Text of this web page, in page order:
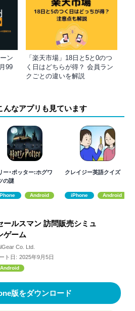
ン
99
「楽天市場」18日と5と0のつ
く日はどちらが得？ 会員ラン
クごとの違いを解説
んなアプリも見ています
ー･ポッター:ホグワ
の謎
Android
クレイジー英語クイズ
iPhone Android
ールスマン 訪問販売シミュ
ゲーム
Co. Ltd.
ト日: 2025年9月5日
Android
版をダウンロード